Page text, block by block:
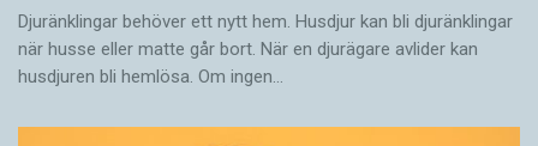
Djuränklingar behöver ett nytt hem. Husdjur kan bli djuränklingar
när husse eller matte går bort. När en djurägare avlider kan
husdjuren bli hemlösa. Om ingen…